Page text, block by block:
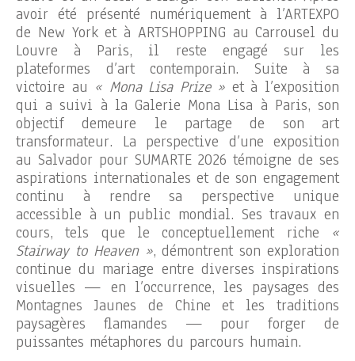
avoir été présenté numériquement à l’ARTEXPO
de New York et à ARTSHOPPING au Carrousel du
Louvre à Paris, il reste engagé sur les
plateformes d’art contemporain. Suite à sa
victoire au « Mona Lisa Prize » et à l’exposition
qui a suivi à la Galerie Mona Lisa à Paris, son
objectif demeure le partage de son art
transformateur. La perspective d’une exposition
au Salvador pour SUMARTE 2026 témoigne de ses
aspirations internationales et de son engagement
continu à rendre sa perspective unique
accessible à un public mondial. Ses travaux en
cours, tels que le conceptuellement riche «
Stairway to Heaven », démontrent son exploration
continue du mariage entre diverses inspirations
visuelles — en l’occurrence, les paysages des
Montagnes Jaunes de Chine et les traditions
paysagères flamandes — pour forger de
puissantes métaphores du parcours humain.